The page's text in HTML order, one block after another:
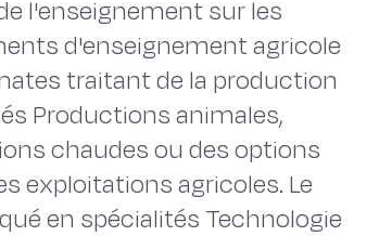
l'enseignement sur les
d'enseignement agricole
traitant de la production
Productions animales,
chaudes ou des options
exploitations agricoles. Le
en spécialités Technologie